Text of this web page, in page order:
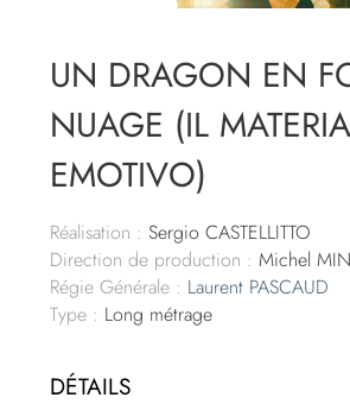
UN DRAGON EN
NUAGE (IL
EMOTIVO)
Réalisation : Sergio CASTELLITTO
Direction de production : Michel
Régie Générale : Laurent PASCAUD
Type : Long métrage
DÉTAILS